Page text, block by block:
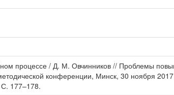
процессе / Д. М. Овчинников // Проблемы
конференции, Минск, 30 ноября 2017
177–178.